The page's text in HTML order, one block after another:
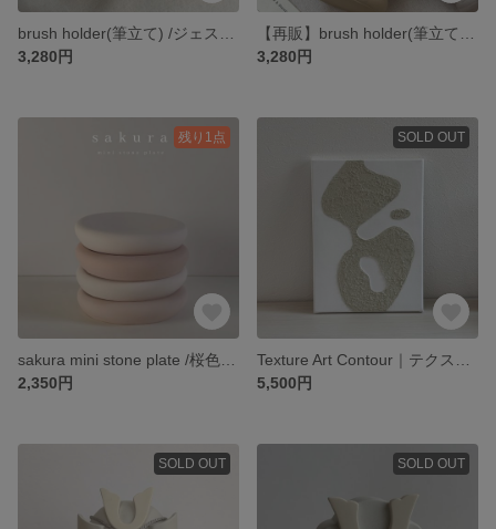
3,280円
3,280円
残り1点
2,350円
SOLD OUT
5,500円
SOLD OUT SOLD OUT